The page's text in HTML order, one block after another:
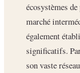
écosystèmes
marché
également
significatifs.
son vaste